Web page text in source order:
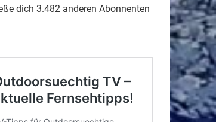
dich 3.482 anderen Abonnenten